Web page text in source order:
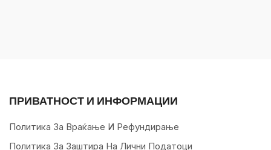
ПРИВАТНОСТ И ИНФОРМАЦИИ
Политика За Враќање И Рефундирање
Политика За Заштира На Лични Податоци